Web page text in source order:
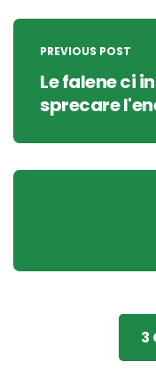
Post
navigation
PREVIOUS POST
Le falene ci
sprecare
3